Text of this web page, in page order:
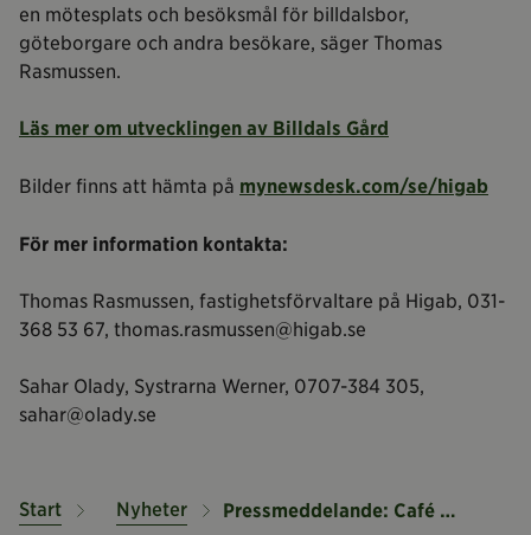
en mötesplats och besöksmål för billdalsbor,
göteborgare och andra besökare, säger Thomas
Rasmussen.
Läs mer om utvecklingen av Billdals Gård
Bilder finns att hämta på mynewsdesk.com/se/higab
För mer information kontakta:
Thomas Rasmussen, fastighetsförvaltare på Higab, 031-
368 53 67, thomas.rasmussen@higab.se
Sahar Olady, Systrarna Werner, 0707-384 305,
sahar@olady.se
Start Nyheter Pressmeddelande: Café öppnar i Billdals park